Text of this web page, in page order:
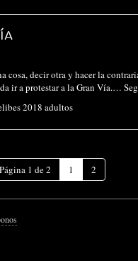
cosa, decir otra y hacer la
ir a protestar a la Gran Vía.…
2018 adultos
Página 1 de 2 1 (Página
actual)
2